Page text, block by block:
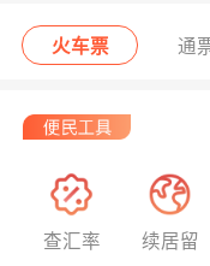
巴黎
火车票 通
查汇率 续居留